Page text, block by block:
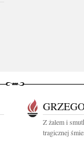
Z żalem i
tragicznej